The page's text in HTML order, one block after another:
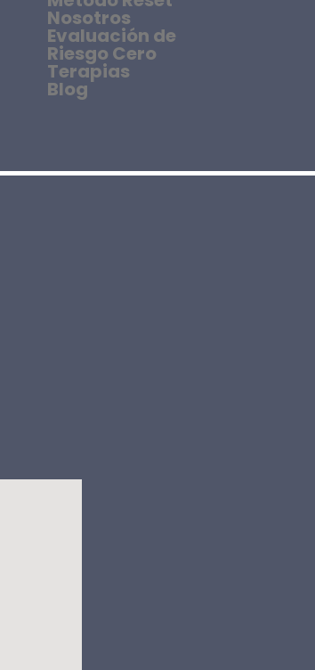
Nosotros
Evaluación de
Riesgo Cero
Terapias
Blog